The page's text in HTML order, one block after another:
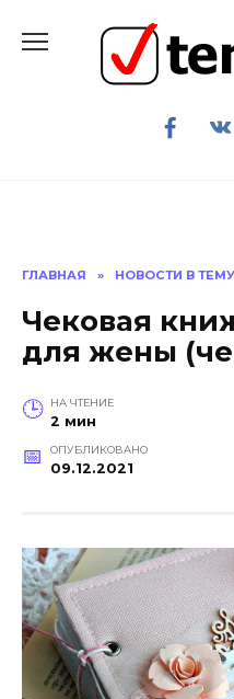
содержанию
ГЛАВНАЯ » НОВОСТИ В ТЕМУ
Чековая
для жены
НА ЧТЕНИЕ
2 мин
ОПУБЛИКОВАНО
09.12.2021